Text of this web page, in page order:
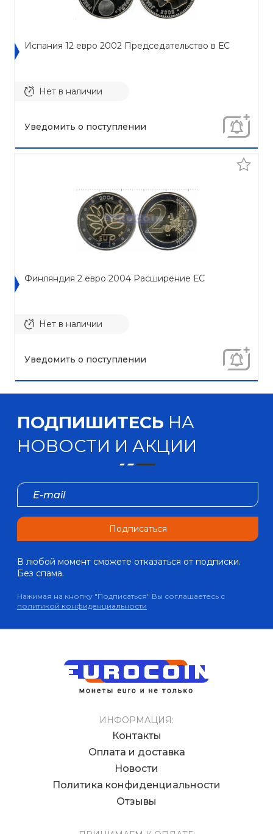
Испания 12 евро 2002 Председательство в ЕС
Нет в наличии
Уведомить о поступлении
Финляндия 2 евро 2004 Расширение ЕС
Нет в наличии
Уведомить о поступлении
ПОДПИШИТЕСЬ НА
НОВОСТИ И АКЦИИ
Подписаться
В любой момент сможете отказаться от подписки.
Без спама.
Нажимая на кнопку "Подписаться" Вы соглашаетесь с
политикой конфиденциальности
ИНФОРМАЦИЯ:
Контакты
Оплата и доставка
Новости
Политика конфиденциальности
Отзывы